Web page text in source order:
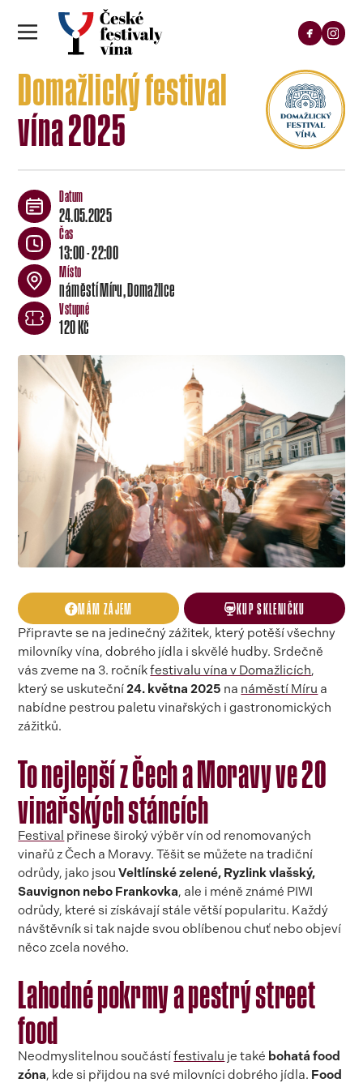
Domažlický festival
vína 2025
24.05.2025
13:00 - 22:00
náměstí Míru, Domažlice
120 Kč
MÁM ZÁJEM
KUP SKLENIČKU
Připravte se na jedinečný zážitek, který potěší všechny
milovníky vína, dobrého jídla i skvělé hudby. Srdečně
vás zveme na 3. ročníkfestivalu vína v Domažlicích,
který se uskuteční24. května 2025 na náměstí Míru a
nabídne pestrou paletu vinařských i gastronomických
zážitků.
To nejlepší z Čech a Moravy ve 20
vinařských stáncích
Festival přinese široký výběr vín od renomovaných
vinařů z Čech a Moravy. Těšit se můžete na tradiční
odrůdy, jako jsouVeltlínské zelené, Ryzlink vlašský,
Sauvignon nebo Frankovka, ale i méně známé PIWI
odrůdy, které si získávají stále větší popularitu. Každý
návštěvník si tak najde svou oblíbenou chuť nebo objeví
něco zcela nového.
Lahodné pokrmy a pestrý street
food
Neodmyslitelnou součástífestivalu je také bohatá food
zóna, kde si přijdou na své milovníci dobrého jídla. Food